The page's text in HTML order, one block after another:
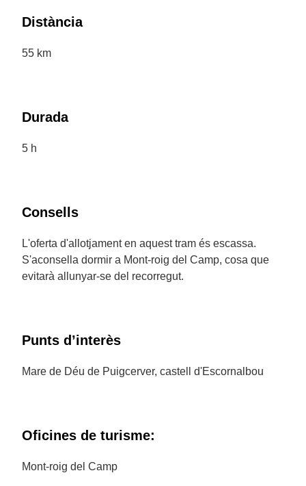
Distància
55 km
Durada
5 h
Consells
L'oferta d'allotjament en aquest tram és escassa.
S'aconsella dormir a Mont-roig del Camp, cosa que
evitarà allunyar-se del recorregut.
Punts d’interès
Mare de Déu de Puigcerver, castell d'Escornalbou
Oficines de turisme:
Mont-roig del Camp